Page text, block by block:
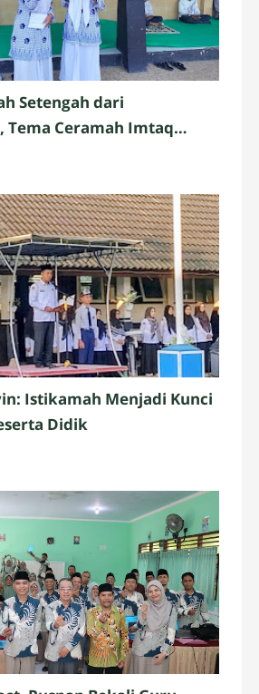
Setengah dari
Tema Ceramah Imtaq
Kelas IX.3
Istikamah Menjadi Kunci
Didik